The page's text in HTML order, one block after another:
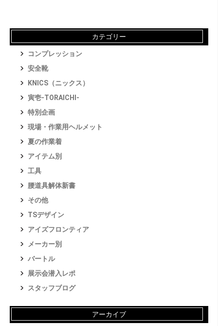
カテゴリー
コンプレッション
安全靴
KNICS（ニックス）
寅壱-TORAICHI-
特別企画
現場・作業用ヘルメット
夏の作業着
アイテム別
工具
腰道具解体新書
その他
TSデザイン
アイズフロンティア
メーカー別
バートル
展示会潜入レポ
スタッフブログ
アーカイブ